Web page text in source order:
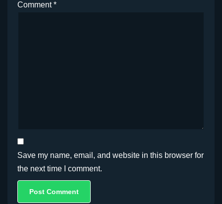
Comment*
Save my name, email, and website in this browser for
the next time I comment.